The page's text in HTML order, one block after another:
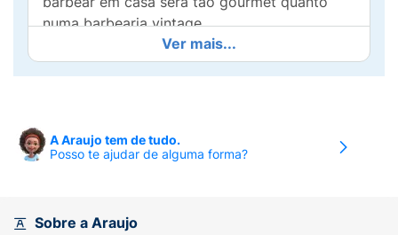
numa barbearia vintage.
Ver mais...
A Araujo tem de tudo.
Posso te ajudar de alguma forma?
Sobre a Araujo